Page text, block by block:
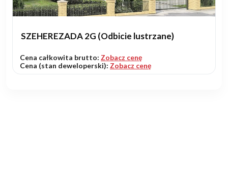
SZEHEREZADA 2G (Odbicie lustrzane)
Cena całkowita brutto: Zobacz cenę
Cena (stan deweloperski): Zobacz cenę